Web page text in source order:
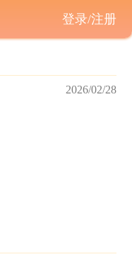
2026/02/28
登录/注册